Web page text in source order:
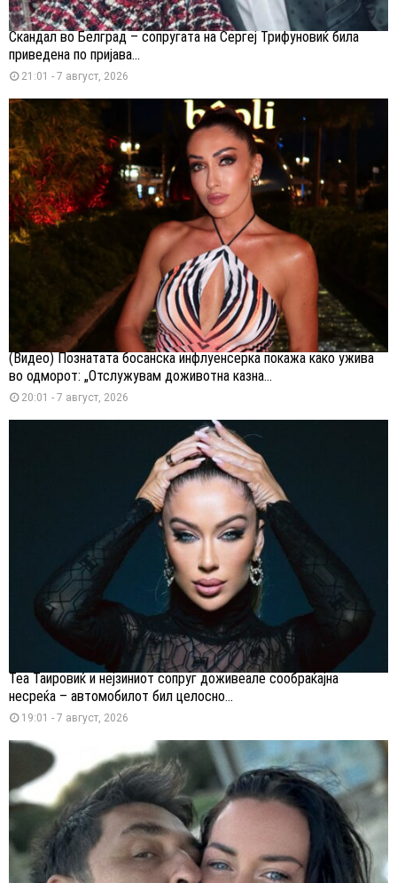
Скандал во Белград – сопругата на Сергеј Трифуновиќ била
приведена по пријава...
21:01 - 7 август, 2026
(Видео) Познатата босанска инфлуенсерка покажа како ужива
во одморот: „Отслужувам доживотна казна...
20:01 - 7 август, 2026
Теа Таировиќ и нејзиниот сопруг доживеале сообраќајна
несреќа – автомобилот бил целосно...
19:01 - 7 август, 2026